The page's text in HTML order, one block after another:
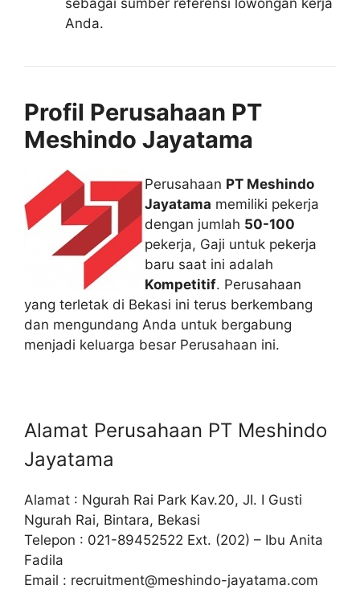
sebagai sumber referensi lowongan kerja
Anda.
Profil Perusahaan PT
Meshindo Jayatama
Perusahaan PT Meshindo
Jayatama memiliki pekerja
dengan jumlah 50-100
pekerja, Gaji untuk pekerja
baru saat ini adalah
Kompetitif. Perusahaan
yang terletak di Bekasi ini terus berkembang
dan mengundang Anda untuk bergabung
menjadi keluarga besar Perusahaan ini.
Alamat Perusahaan PT Meshindo
Jayatama
Alamat : Ngurah Rai Park Kav.20, JI. I Gusti
Ngurah Rai, Bintara, Bekasi
Telepon : 021-89452522 Ext. (202) – Ibu Anita
Fadila
Email : recruitment@meshindo-jayatama.com